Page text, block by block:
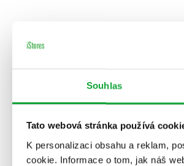
Souhlas
Tato webová stránka používá
K personalizaci obsahu a reklam,
cookie. Informace o tom, jak náš